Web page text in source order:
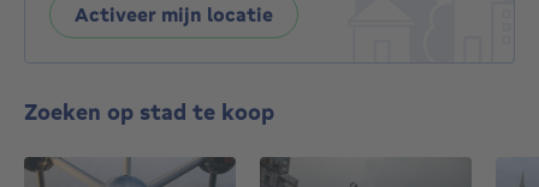
Activeer mijn locatie
Zoeken op stad te koop